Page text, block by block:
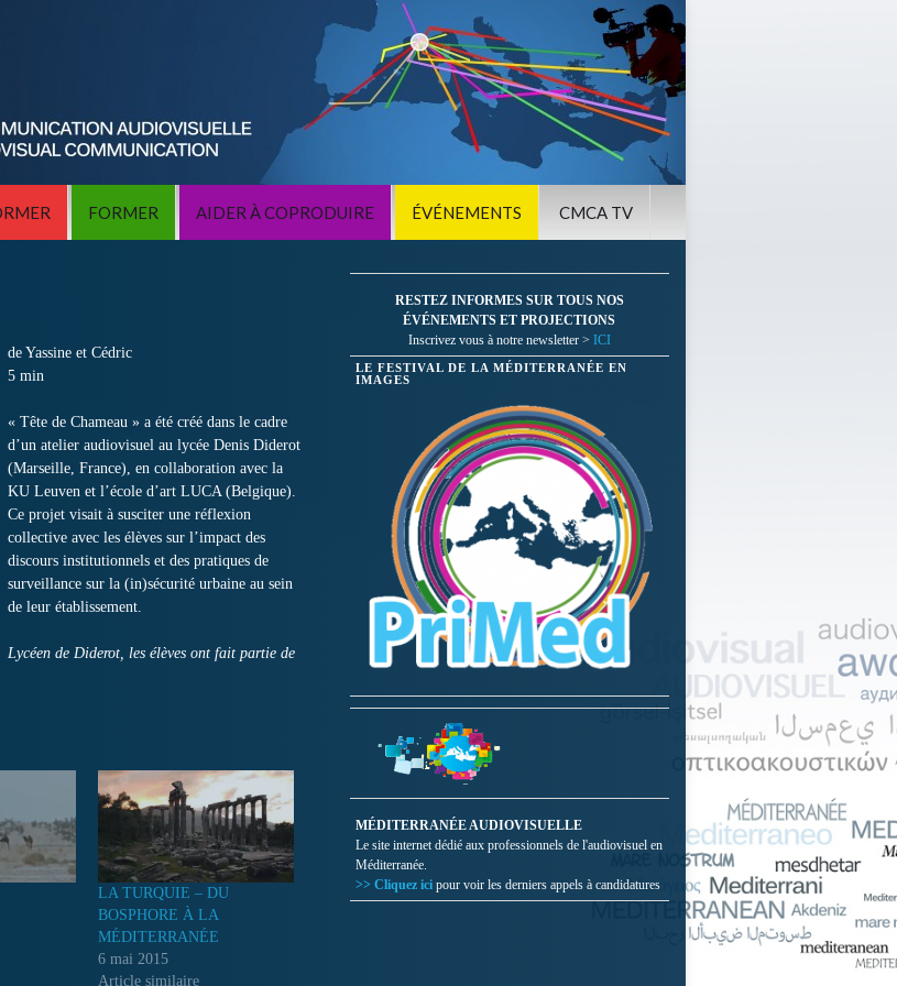
FORMER AIDER À COPRODUIRE ÉVÉNEMENTS CMCA TV
de Yassine et Cédric
5 min
« Tête de Chameau » a été créé dans le cadre
d’un atelier audiovisuel au lycée Denis Diderot
(Marseille, France), en collaboration avec la
KU Leuven et l’école d’art LUCA (Belgique).
Ce projet visait à susciter une réflexion
collective avec les élèves sur l’impact des
discours institutionnels et des pratiques de
surveillance sur la (in)sécurité urbaine au sein
de leur établissement.
Lycéen de Diderot, les élèves ont fait partie de
LA TURQUIE – DU
BOSPHORE À LA
MÉDITERRANÉE
6 mai 2015
Article similaire
RESTEZ INFORMES SUR TOUS NOS
ÉVÉNEMENTS ET PROJECTIONS
Inscrivez vous à notre newsletter > ICI
LE FESTIVAL DE LA MÉDITERRANÉE EN
IMAGES
MÉDITERRANÉE AUDIOVISUELLE
Le site internet dédié aux professionnels de l'audiovisuel en
Méditerranée.
>> Cliquez ici pour voir les derniers appels à candidatures